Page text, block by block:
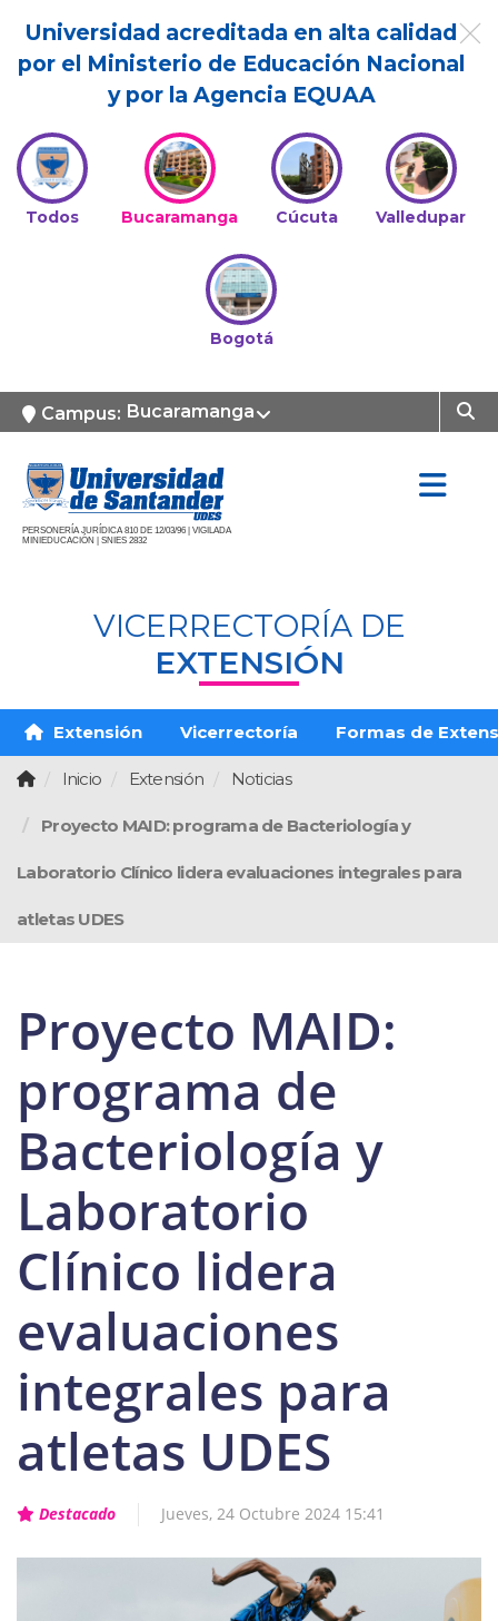
Universidad acreditada en alta calidad
por el Ministerio de Educación Nacional
y por la Agencia EQUAA
Todos Bucaramanga Cúcuta Valledupar
Bogotá
Campus: Bucaramanga
PERSONERÍA JURÍDICA 810 DE 12/03/96 | VIGILADA
MINIEDUCACIÓN | SNIES 2832
VICERRECTORÍA DE
EXTENSIÓN
Extensión Vicerrectoría Formas de
Inicio Extensión Noticias
Proyecto MAID: programa de Bacteriología y
Laboratorio Clínico lidera evaluaciones integrales para
atletas UDES
Proyecto MAID:
programa de
Bacteriología y
Laboratorio
Clínico lidera
evaluaciones
integrales para
atletas UDES
Destacado Jueves, 24 Octubre 2024 15:41